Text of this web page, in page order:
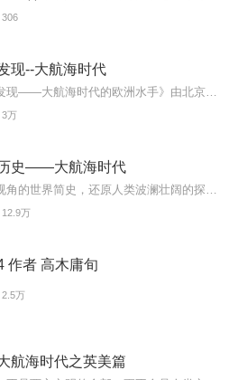
306
现--大航海时代
3万
史——大航海时代
12.9万
作者 高木庸旬
2.5万
航海时代之英美篇